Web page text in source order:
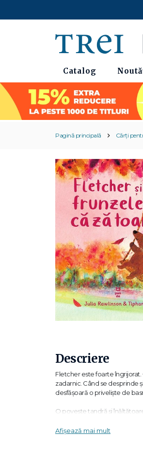
Catalog
Pagină principală Cărți
Descriere
Fletcher este foarte îngrijorat.
zadarnic. Când se desprinde
desfășoară o priveliște de
O poveste tandră și
„O încântătoare îmbinare a
Afișează mai mult